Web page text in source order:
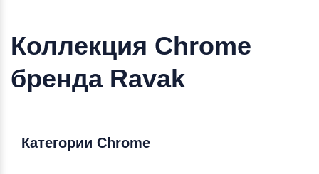
Коллекция Chrome
бренда Ravak
Категории Chrome